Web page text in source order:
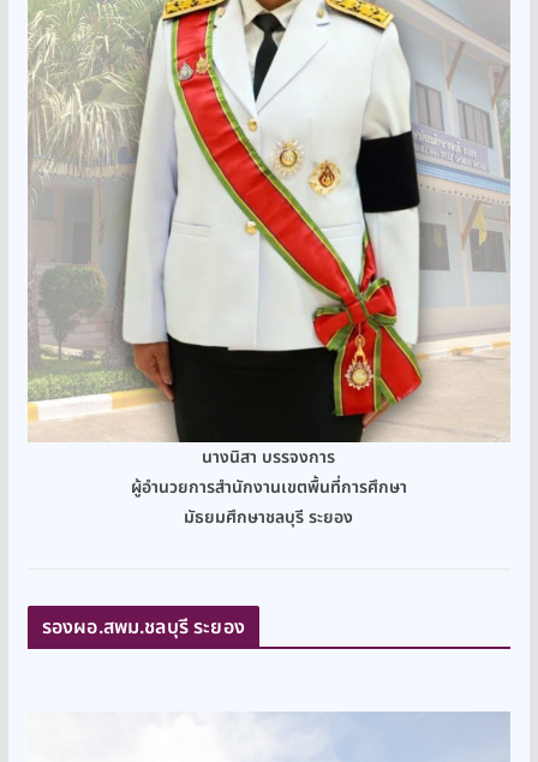
นางนิสา บรรจงการ
ผู้อำนวยการสำนักงานเขตพื้นที่การศึกษา
มัธยมศึกษาชลบุรี ระยอง
รองผอ.สพม.ชลบุรี ระยอง